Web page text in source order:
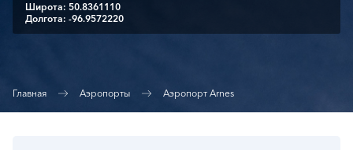
Широта: 50.8361110
Долгота: -96.9572220
Главная Аэропорты Аэропорт Arnes